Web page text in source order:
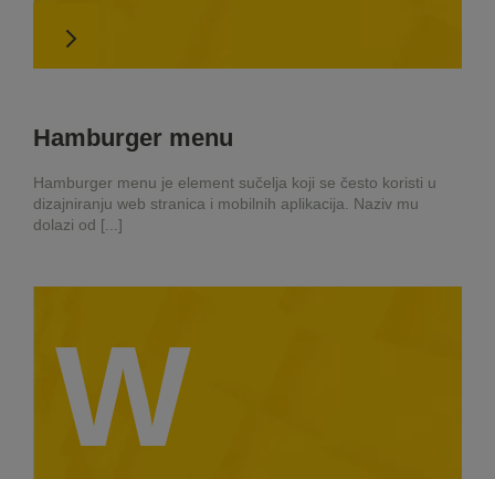
Hamburger menu
Hamburger menu je element sučelja koji se često koristi u
dizajniranju web stranica i mobilnih aplikacija. Naziv mu
dolazi od [...]
W